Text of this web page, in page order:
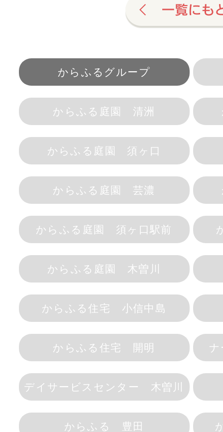
からふるグループ
からふる庭園 清洲
からふる庭園 須ヶ口
からふる庭園 芸濃
からふる庭園 須ヶ口駅前
からふる庭園 木曽川
からふる住宅 小信中島
からふる住宅 開明
デイサービスセンター 木曽川
からふる 豊田